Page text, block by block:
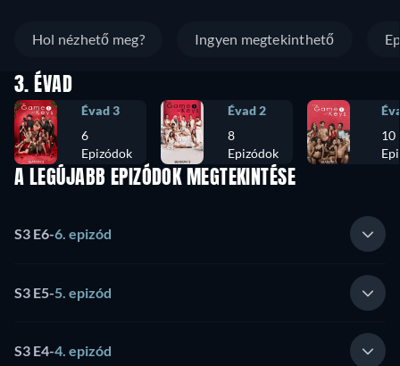
Hol nézhető meg? Ingyen megtekinthető
3. ÉVAD
Évad 3
6
Epizódok
Évad 2
8
Epizódok
10
A LEGÚJABB EPIZÓDOK MEGTEKINTÉSE
S3 E6-6. epizód
S3 E5-5. epizód
S3 E4-4. epizód